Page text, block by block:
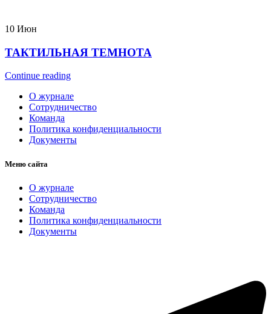
10 Июн
ТАКТИЛЬНАЯ ТЕМНОТА
Continue reading
О журнале
Сотрудничество
Команда
Политика конфиденциальности
Документы
Меню сайта
О журнале
Сотрудничество
Команда
Политика конфиденциальности
Документы